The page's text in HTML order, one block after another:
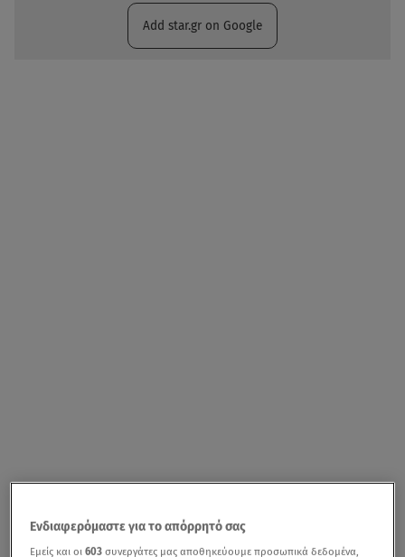
Add star.gr on Google
Ενδιαφερόμαστε για το απόρρητό σας
Εμείς και οι603 συνεργάτες μας αποθηκεύουμε προσωπικά δεδομένα,